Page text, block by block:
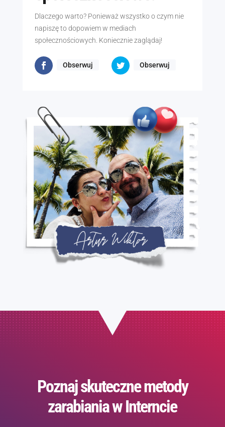
Dlaczego warto? Ponieważ wszystko o czym nie
napiszę to dopowiem w mediach
społecznościowych. Koniecznie zaglądaj!
Obserwuj Obserwuj
Poznaj skuteczne metody
zarabiania w Interncie